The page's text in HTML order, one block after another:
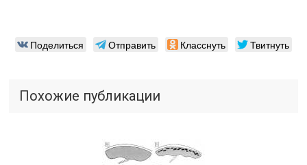
Поделиться Отправить Класснуть Твитнуть
Похожие публикации